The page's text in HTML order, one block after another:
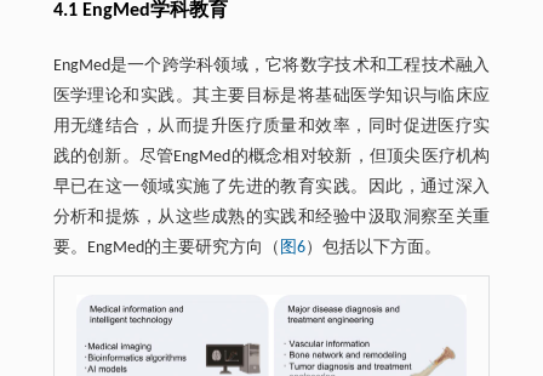
4.1 EngMed学科教育
EngMed是一个跨学科领域，它将数字技术和工程技术融入
医学理论和实践。其主要目标是将基础医学知识与临床应
用无缝结合，从而提升医疗质量和效率，同时促进医疗实
践的创新。尽管EngMed的概念相对较新，但顶尖医疗机构
早已在这一领域实施了先进的教育实践。因此，通过深入
分析和提炼，从这些成熟的实践和经验中汲取洞察至关重
要。EngMed的主要研究方向（ 图6）包括以下方面。